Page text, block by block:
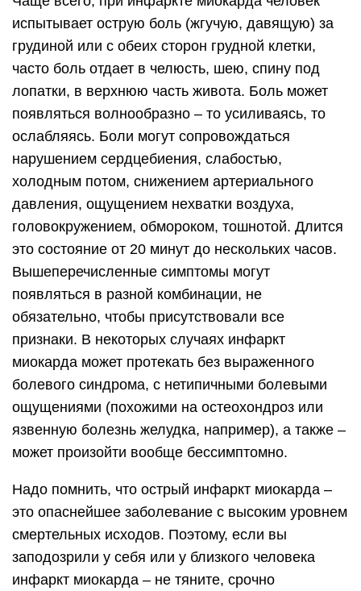
испытывает острую боль (жгучую, давящую) за
грудиной или с обеих сторон грудной клетки,
часто боль отдает в челюсть, шею, спину под
лопатки, в верхнюю часть живота. Боль может
появляться волнообразно – то усиливаясь, то
ослабляясь. Боли могут сопровождаться
нарушением сердцебиения, слабостью,
холодным потом, снижением артериального
давления, ощущением нехватки воздуха,
головокружением, обмороком, тошнотой. Длится
это состояние от 20 минут до нескольких часов.
Вышеперечисленные симптомы могут
появляться в разной комбинации, не
обязательно, чтобы присутствовали все
признаки. В некоторых случаях инфаркт
миокарда может протекать без выраженного
болевого синдрома, с нетипичными болевыми
ощущениями (похожими на остеохондроз или
язвенную болезнь желудка, например), а также –
может произойти вообще бессимптомно.
Надо помнить, что острый инфаркт миокарда –
это опаснейшее заболевание с высоким уровнем
смертельных исходов. Поэтому, если вы
заподозрили у себя или у близкого человека
инфаркт миокарда – не тяните, срочно